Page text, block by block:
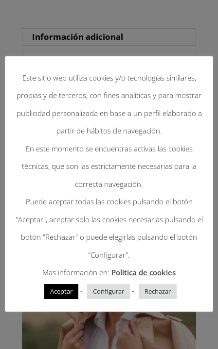
Información adicional
SELECCIONA TU TALLA
Productos relacionados
Este sitio web utiliza cookies y/o tecnologías similares,
propias y de terceros, con fines analíticas y para mostrar
publicidad personalizada en base a un perfil elaborado a
partir de hábitos de navegación.
En este momento se encuentras activas las cookies
técnicas, que son las estrictamente necesarias para la
correcta navegación.
Puede aceptar todas las cookies pulsando el botón
"Aceptar", aceptar solo las cookies necesarias pulsando el
botón "Rechazar" o puede elegirlas pulsando el botón
"Configurar".
Mas información en: Política de cookies
Aceptar - Configurar - Rechazar